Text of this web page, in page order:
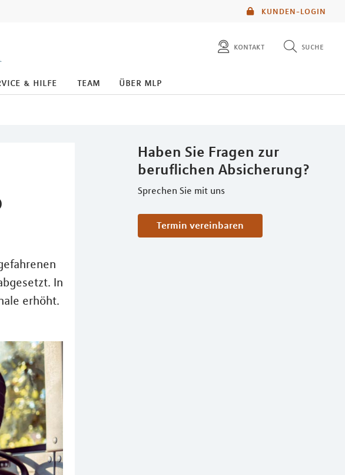
KUNDEN-LOGIN
kontakt suche
& hilfe team über mlp
In
erhöht.
Haben Sie Fragen zur
beruflichen Absicherung?
Sprechen Sie mit uns
Termin vereinbaren